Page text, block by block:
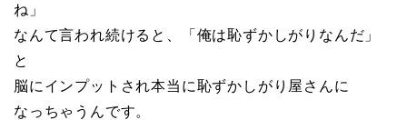
ね」
なんて言われ続けると、「俺は恥ずかしがりなんだ」
と
脳にインプットされ本当に恥ずかしがり屋さんに
なっちゃうんです。